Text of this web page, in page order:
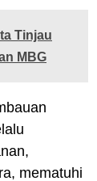
Tinjau
MBG
mematuhi